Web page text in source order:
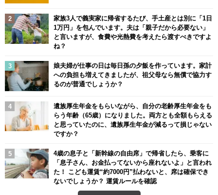
家族3人で義実家に帰省するたび、手土産とは別に「1日
1万円」を包んでいます。夫は「親子だから必要ない」
と言いますが、食費や光熱費を考えたら渡すべきですよ
ね？
娘夫婦が仕事の日は毎日孫の夕飯を作っています。家計
への負担も増えてきましたが、祖父母なら無償で協力す
るのが普通でしょうか？
遺族厚生年金をもらいながら、自分の老齢厚生年金をも
らう年齢（65歳）になりました。両方とも全額もらえる
と思っていたのに、遺族厚生年金が減るって損じゃない
ですか？
4歳の息子と「新幹線の自由席」で帰省したら、乗客に
「息子さん、お金払ってないから座れないよ」と言われ
た！ こども運賃“約7000円”払わないと、席は確保でき
ないでしょうか？ 運賃ルールを確認